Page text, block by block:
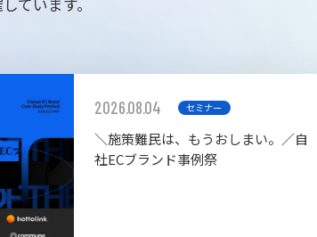
ています。
2026.08.04 セミナー
＼施策難民は、もうおしまい。／自
社ECブランド事例祭